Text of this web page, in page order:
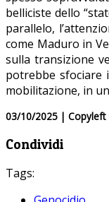
belliciste dello
parallelo,
come Maduro in
sulla transizione
potrebbe sfociare
mobilitazione, in
03/10/2025 | Copyleft
Condividi
Tags: